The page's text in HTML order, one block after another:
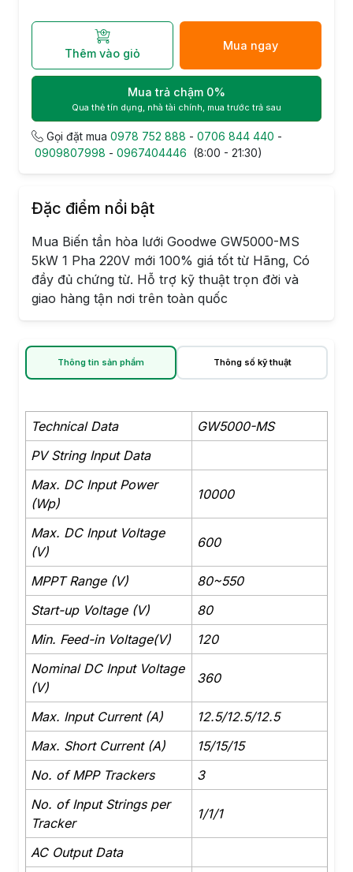
Thêm vào giỏ
Mua ngay
Mua trả chậm 0%
Qua thẻ tín dụng, nhà tài chính, mua trước trả sau
Gọi đặt mua 0978 752 888 - 0706 844 440 -
0909807998 - 0967404446 (8:00 - 21:30)
Đặc điểm nổi bật
Mua Biến tần hòa lưới Goodwe GW5000-MS
5kW 1 Pha 220V mới 100% giá tốt từ Hãng, Có
đầy đủ chứng từ. Hỗ trợ kỹ thuật trọn đời và
giao hàng tận nơi trên toàn quốc
Thông tin sản phẩm Thông số kỹ thuật
Technical Data
GW5000-MS
PV String Input Data
Max. DC Input Power
(Wp)
10000
Max. DC Input Voltage
(V)
600
MPPT Range (V)
80~550
Start-up Voltage (V)
80
Min. Feed-in Voltage(V)
120
Nominal DC Input Voltage
(V)
360
Max. Input Current (A)
12.5/12.5/12.5
Max. Short Current (A)
15/15/15
No. of MPP Trackers
3
No. of Input Strings per
Tracker
1/1/1
AC Output Data